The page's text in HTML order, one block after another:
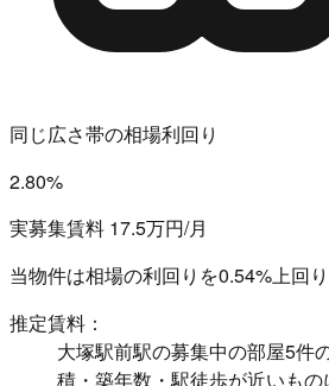
同じ広さ帯の相場利回り
2.80%
実募集賃料 17.5万円/月
当物件は相場の利回りを0.54%上回り
推定賃料：
大塚駅前駅の募集中の部屋5件
積・築年数・駅徒歩が近いも